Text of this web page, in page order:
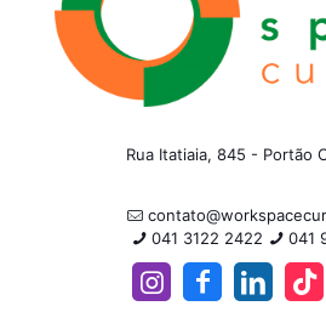
Rua Itatiaia, 845 - Portão
041 3122 2422
041